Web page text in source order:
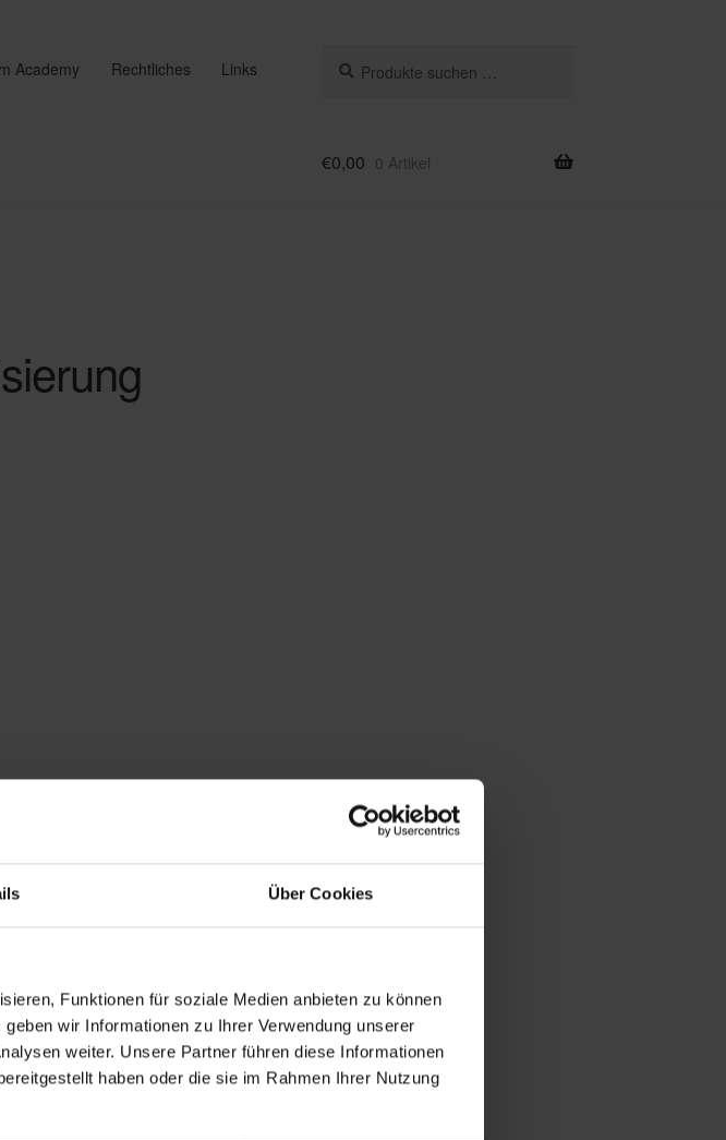
Über Cookies
Funktionen für soziale Medien anbieten zu können
wir Informationen zu Ihrer Verwendung unserer
weiter. Unsere Partner führen diese Informationen
haben oder die sie im Rahmen Ihrer Nutzung
Academy Rechtliches Links
nach:
€0,00 0 Artikel